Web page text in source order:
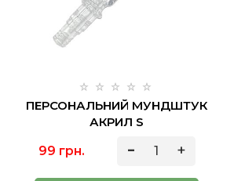
ПЕРСОНАЛЬНИЙ МУНДШТУК
АКРИЛ S
99 грн.